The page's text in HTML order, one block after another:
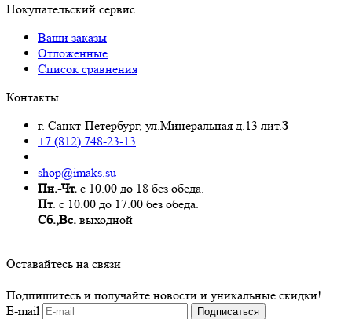
Покупательский сервис
Ваши заказы
Отложенные
Список сравнения
Контакты
г. Санкт-Петербург, ул.Минеральная д.13 лит.З
+7 (812) 748-23-13
shop@imaks.su
Пн.-Чт. с 10.00 до 18 без обеда.
Пт. с 10.00 до 17.00 без обеда.
Сб.,Вс. выходной
Оставайтесь на связи
Подпишитесь и получайте новости и уникальные скидки!
E-mail
Подписаться